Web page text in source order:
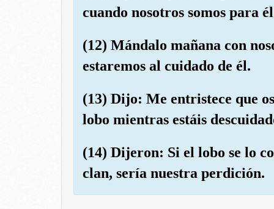
cuando nosotros somos para
(12) Mándalo mañana con
estaremos al cuidado de él.
(13) Dijo: Me entristece que
lobo mientras estáis
(14) Dijeron: Si el lobo se lo
clan, sería nuestra perdición.